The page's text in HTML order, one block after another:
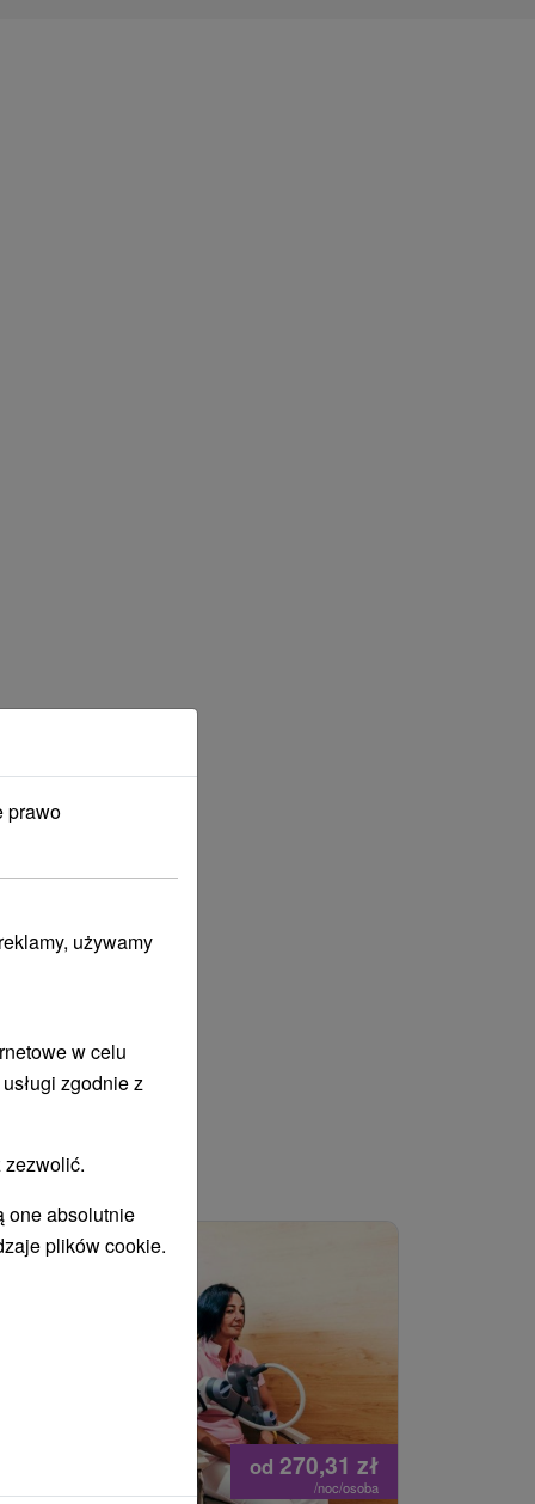
od 270,31 zł
/noc/osoba
prawo
używamy
w celu
zgodnie z
one absolutnie
plików cookie.